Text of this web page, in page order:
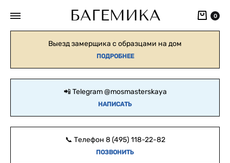
БАГЕМИКА 0
Выезд замерщика с образцами на дом
ПОДРОБНЕЕ
📲 Telegram@mosmasterskaya
НАПИСАТЬ
📞 Телефон 8 (495) 118-22-82
ПОЗВОНИТЬ